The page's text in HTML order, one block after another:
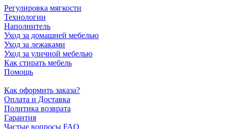
Регулировка мягкости
Технологии
Наполнитель
Уход за домашней мебелью
Уход за лежаками
Уход за уличной мебелью
Как стирать мебель
Помощь
Как оформить заказа?
Оплата и Доставка
Политика возврата
Гарантия
Частые вопросы FAQ